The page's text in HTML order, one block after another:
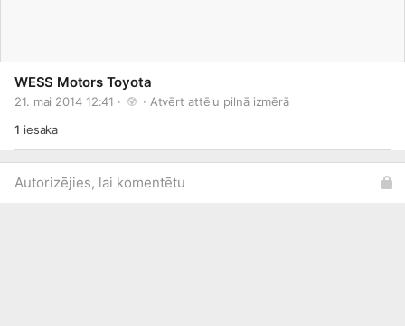
WESS Motors Toyota
21. mai 2014 12:41 · · Atvērt attēlu pilnā izmērā
1 iesaka
Autorizējies, lai komentētu